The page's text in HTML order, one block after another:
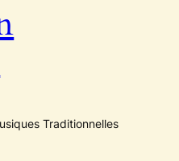
Traditionnelles